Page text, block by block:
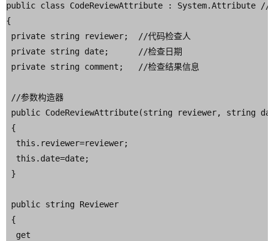
public class CodeReviewAttribute : System.Attribute //定
{
private string reviewer;  //代码检查人
private string date;      //检查日期
private string comment;   //检查结果信息
//参数构造器
public CodeReviewAttribute(string reviewer, string
{
  this.reviewer=reviewer;
  this.date=date;
}
public string Reviewer
{
  get